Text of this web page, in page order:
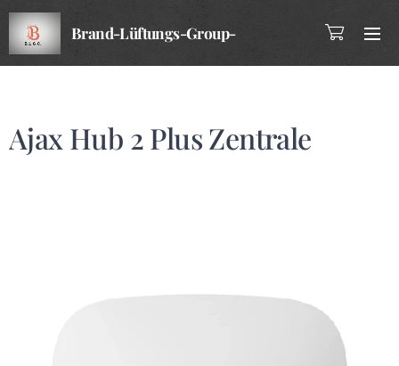
Brand-Lüftungs-Group-
Ajax Hub 2 Plus Zentrale